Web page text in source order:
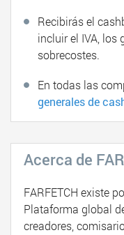
Recibirás el
incluir el IVA, los
sobrecostes.
En todas las
generales de
Acerca de
FARFETCH existe
Plataforma global
creadores,